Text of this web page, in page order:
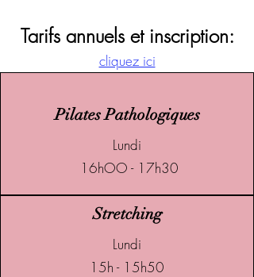
Tarifs annuels et inscription:
cliquez ici
Pilates Pathologiques
Lundi
16hOO - 17h30
Stretching
Lundi
15h - 15h50